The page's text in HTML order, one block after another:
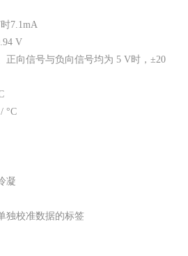
7.1mA
V
正向信号与负向信号均为 5 V时，±20
°C
凝
独校准数据的标签